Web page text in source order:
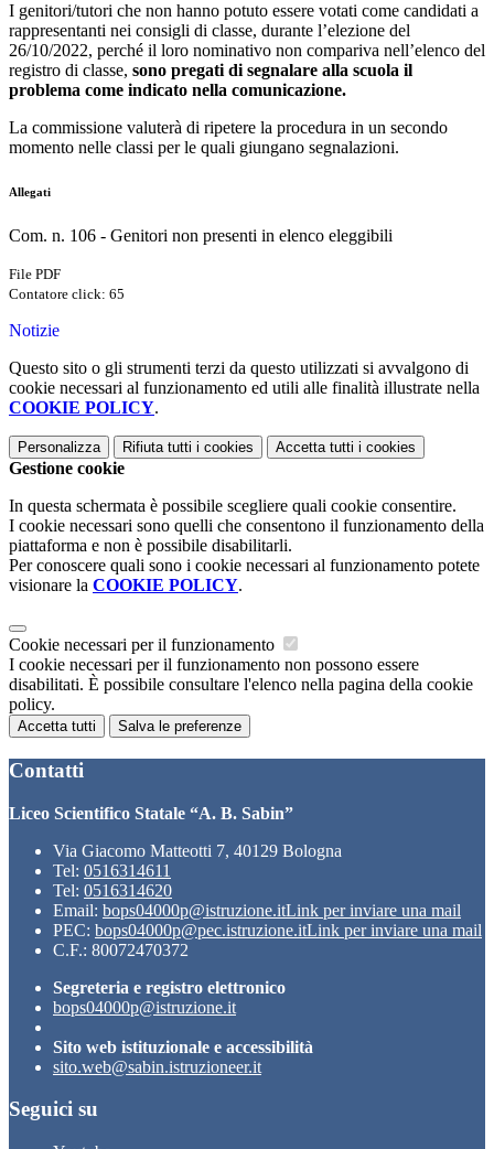
I genitori/tutori che non hanno potuto essere votati come candidati a
rappresentanti nei consigli di classe, durante l’elezione del
26/10/2022, perché il loro nominativo non compariva nell’elenco del
registro di classe, sono pregati di segnalare alla scuola il
problema come indicato nella comunicazione.
La commissione valuterà di ripetere la procedura in un secondo
momento nelle classi per le quali giungano segnalazioni.
Allegati
Com. n. 106 - Genitori non presenti in elenco eleggibili
File PDF
Contatore click: 65
Notizie
Questo sito o gli strumenti terzi da questo utilizzati si avvalgono di
cookie necessari al funzionamento ed utili alle finalità illustrate nella
COOKIE POLICY.
Personalizza Rifiuta tutti i cookies Accetta tutti i cookies
Gestione cookie
In questa schermata è possibile scegliere quali cookie consentire.
I cookie necessari sono quelli che consentono il funzionamento della
piattaforma e non è possibile disabilitarli.
Per conoscere quali sono i cookie necessari al funzionamento potete
visionare la COOKIE POLICY.
Cookie necessari per il funzionamento
I cookie necessari per il funzionamento non possono essere
disabilitati. È possibile consultare l'elenco nella pagina della cookie
policy.
Accetta tutti Salva le preferenze
Contatti
Liceo Scientifico Statale “A. B. Sabin”
Via Giacomo Matteotti 7, 40129 Bologna
Tel: 0516314611
Tel: 0516314620
Email: bops04000p@istruzione.itLink per inviare una mail
PEC: bops04000p@pec.istruzione.itLink per inviare una mail
C.F.: 80072470372
Segreteria e registro elettronico
bops04000p@istruzione.it
Sito web istituzionale e accessibilità
sito.web@sabin.istruzioneer.it
Seguici su